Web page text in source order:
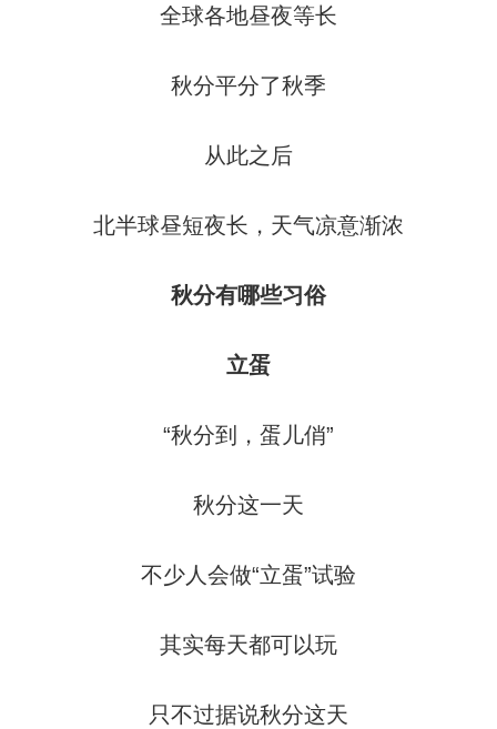
全球各地昼夜等长
秋分平分了秋季
从此之后
北半球昼短夜长，天气凉意渐浓
秋分有哪些习俗
立蛋
“秋分到，蛋儿俏”
秋分这一天
不少人会做“立蛋”试验
其实每天都可以玩
只不过据说秋分这天